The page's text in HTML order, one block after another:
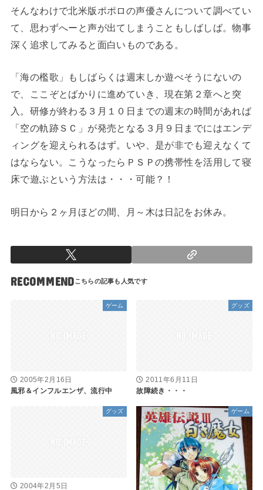
そんなわけで北米版ポポロの声優さんについて調べてい
て、思わずへーと声が出てしまうこともしばしば。物事
深く追求してみると面白いものである。
「海の檻歌」もしばらくは週末しか遊べそうにないの
で、ここぞとばかりに進めていき、現在第２章へと突
入。研修が終わる３月１０日までの週末の時間があれば
「空の軌跡ＳＣ」が発売となる３月９日までにはエンデ
ィングを迎えられるはず。いや、是が非でも迎えなくて
はならない。こうなったらＰＳＰの携帯性を活用して寝
床で遊ぶという方法は・・・可能？！
明日から２ヶ月ほどの間、月～木は日記をお休み。
RECOMMEND
ゲーム
2005年2月16日
風邪＆インフルエンザ、流行中
グッズ
2011年6月11日
故障続き・・・
グッズ
2004年2月5日
ゲーム